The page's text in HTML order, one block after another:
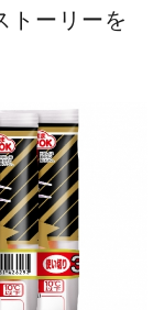
トーリーを